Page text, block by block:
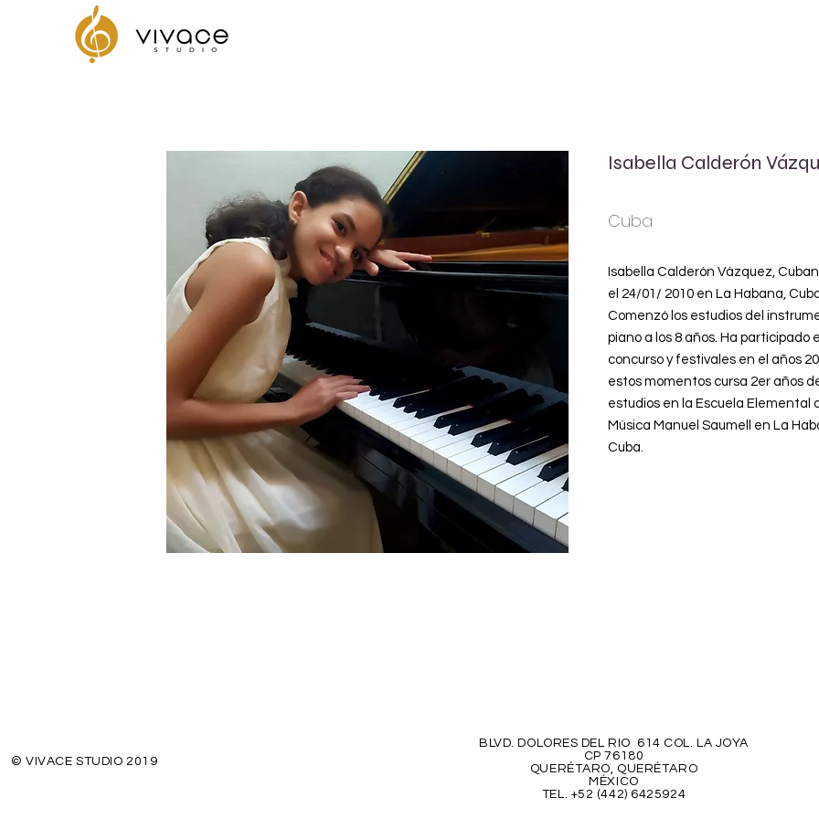
Isabella Calderón
Cuba
Isabella Calderón Vázquez,
el 24/01/ 2010 en La Habana,
Comenzó los estudios del
piano a los 8 años. Ha participado
concurso y festivales en el años
estos momentos cursa 2er años
estudios en la Escuela Elemental
Música Manuel Saumell en La
Cuba.
BLVD. DOLORES DEL RIO 614 COL. LA JOYA
CP 76180
QUERÉTARO, QUERÉTARO
MÉXICO
TEL. +52 (442) 6425924
© VIVACE STUDIO 2019